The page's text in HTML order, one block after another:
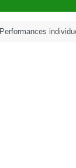
Performances